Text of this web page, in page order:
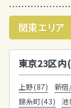
関東エリア
東京23区内
上野(87) 新
錦糸町(43)